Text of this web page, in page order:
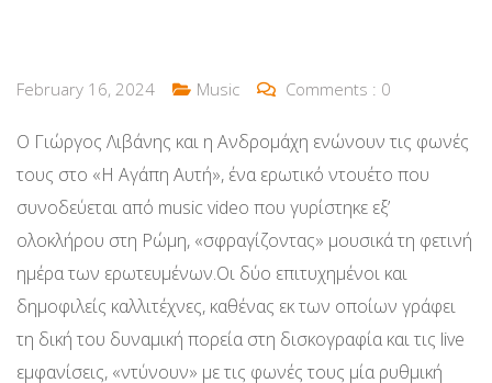
February 16, 2024 Music Comments : 0
Ο Γιώργος Λιβάνης και η Ανδρομάχη ενώνουν τις φωνές
τους στο «Η Αγάπη Αυτή», ένα ερωτικό ντουέτο που
συνοδεύεται από music video που γυρίστηκε εξ’
ολοκλήρου στη Ρώμη, «σφραγίζοντας» μουσικά τη φετινή
ημέρα των ερωτευμένων.Οι δύο επιτυχημένοι και
δημοφιλείς καλλιτέχνες, καθένας εκ των οποίων γράφει
τη δική του δυναμική πορεία στη δισκογραφία και τις live
εμφανίσεις, «ντύνουν» με τις φωνές τους μία ρυθμική